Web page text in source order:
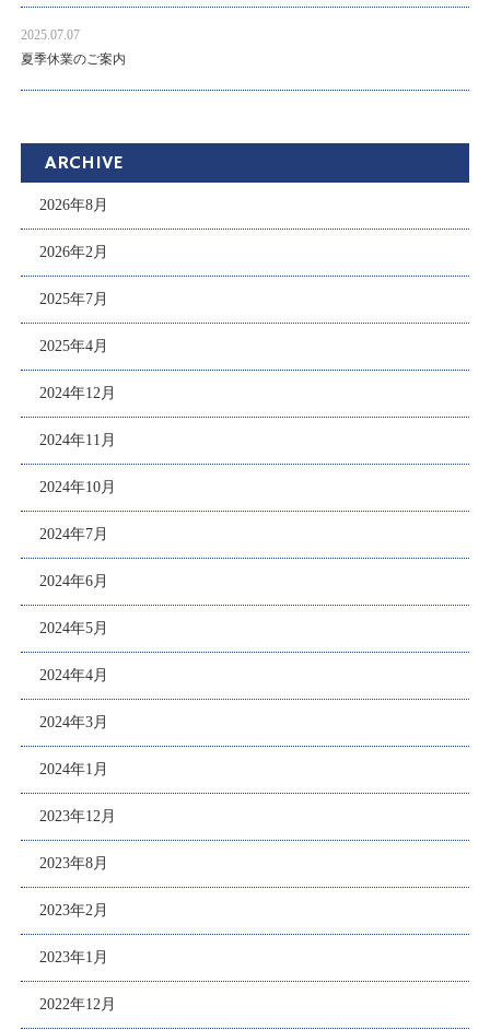
2025.07.07
夏季休業のご案内
ARCHIVE
2026年8月
2026年2月
2025年7月
2025年4月
2024年12月
2024年11月
2024年10月
2024年7月
2024年6月
2024年5月
2024年4月
2024年3月
2024年1月
2023年12月
2023年8月
2023年2月
2023年1月
2022年12月